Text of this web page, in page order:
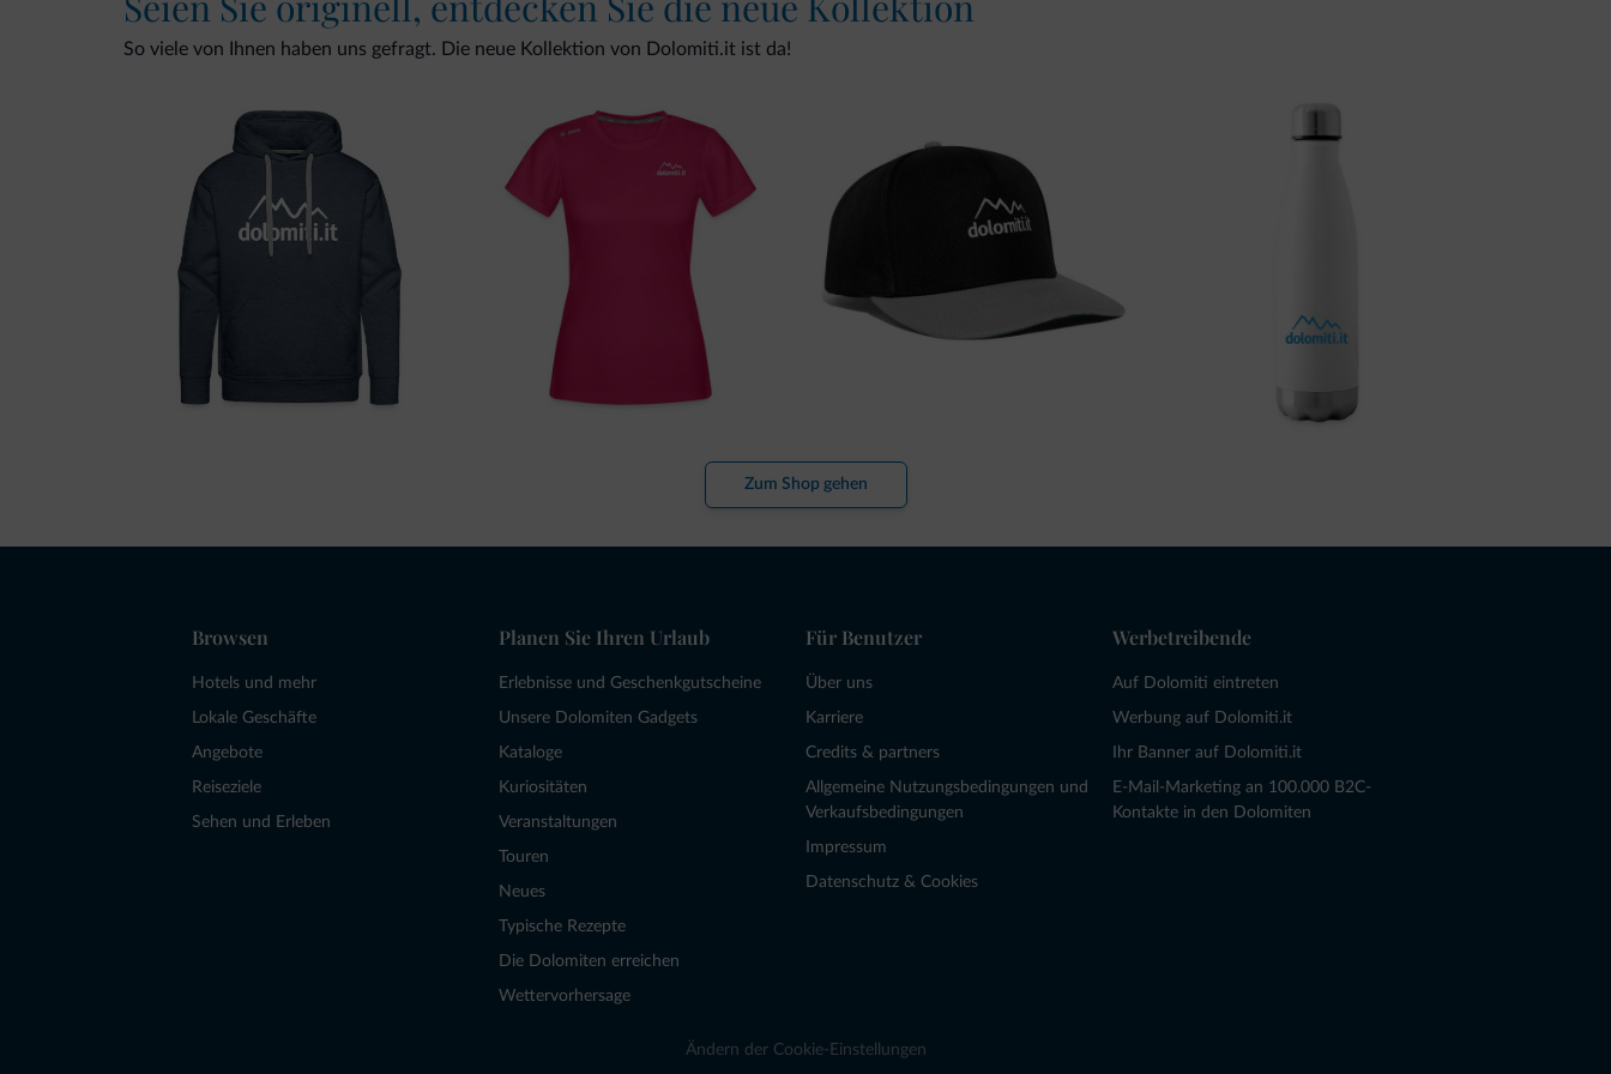
So viele von Ihnen haben uns gefragt. Die neue Kollektion von Dolomiti.it ist da!
Zum Shop gehen
Browsen
Hotels und mehr
Lokale Geschäfte
Angebote
Reiseziele
Sehen und Erleben
Planen Sie Ihren Urlaub
Erlebnisse und Geschenkgutscheine
Unsere Dolomiten Gadgets
Kataloge
Kuriositäten
Veranstaltungen
Touren
Neues
Typische Rezepte
Die Dolomiten erreichen
Wettervorhersage
Für Benutzer
Über uns
Karriere
Credits & partners
Allgemeine Nutzungsbedingungen und
Verkaufsbedingungen
Impressum
Datenschutz & Cookies
Werbetreibende
Auf Dolomiti eintreten
Werbung auf Dolomiti.it
Ihr Banner auf Dolomiti.it
E-Mail-Marketing an 100.000 B2C-
Kontakte in den Dolomiten
Ändern der Cookie-Einstellungen